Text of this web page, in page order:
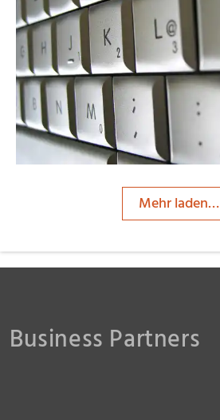
piu700
Mehr laden…
Business Partners